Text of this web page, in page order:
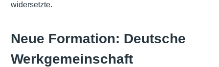
widersetzte.
Neue Formation: Deutsche
Werkgemeinschaft